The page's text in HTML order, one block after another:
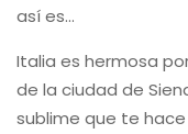
así es…
Italia es hermosa
de la ciudad de
sublime que te